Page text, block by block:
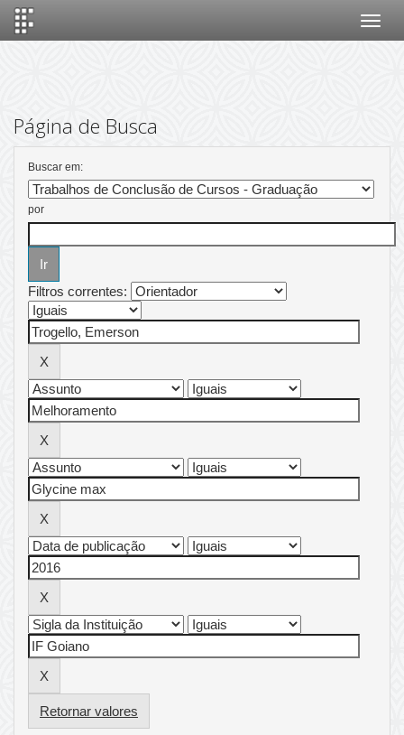
Página de Busca
Buscar em:
por
Filtros correntes:
Retornar valores